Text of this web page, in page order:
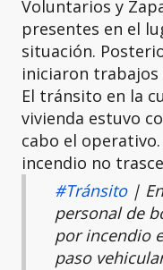
Voluntarios y
presentes en el
situación.
iniciaron trabajos
El tránsito en la
vivienda estuvo
cabo el
incendio no
#Tránsito| En
personal de
por incendio
paso